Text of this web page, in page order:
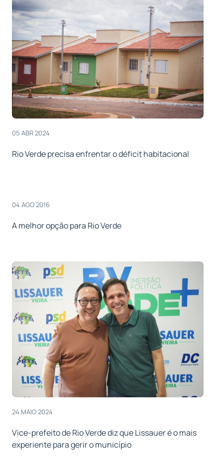
05 ABR 2024
Rio Verde precisa enfrentar o déficit habitacional
04 AGO 2016
A melhor opção para Rio Verde
24 MAIO 2024
Vice-prefeito de Rio Verde diz que Lissauer é o mais
experiente para gerir o município